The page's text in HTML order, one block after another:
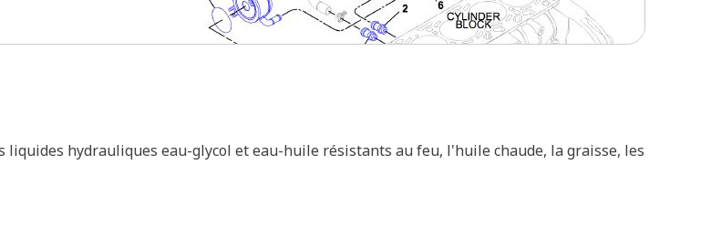
hydrauliques eau-glycol et eau-huile résistants au feu, l'huile chaude, la graisse, les